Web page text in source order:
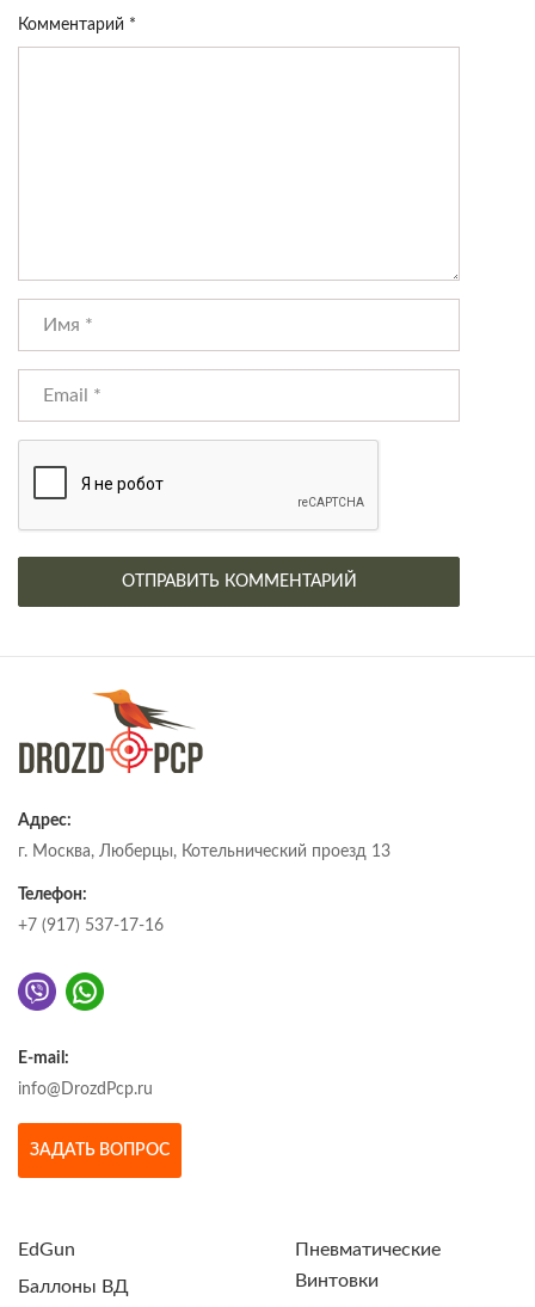
Комментарий *
Адрес:
г. Москва, Люберцы, Котельнический проезд 13
Телефон:
+7 (917) 537-17-16
E-mail:
info@DrozdPcp.ru
ЗАДАТЬ ВОПРОС
EdGun
Баллоны ВД
Пневматические
Винтовки